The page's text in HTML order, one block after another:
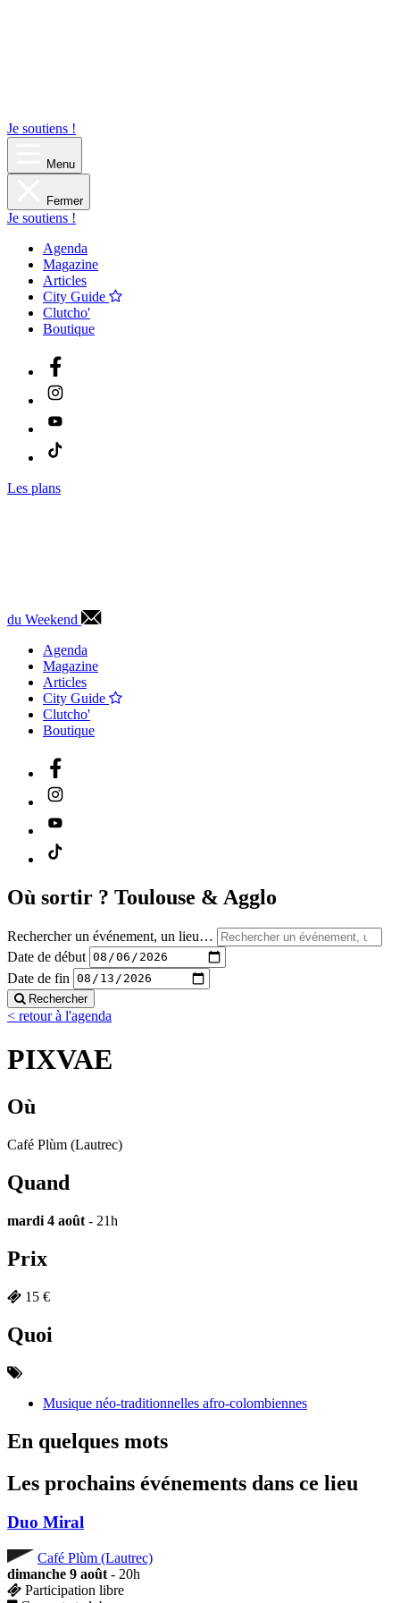
Je soutiens !
Menu
Fermer
Je soutiens !
Agenda
Magazine
Articles
City Guide
Clutcho'
Boutique
Les plans
du Weekend
Agenda
Magazine
Articles
City Guide
Clutcho'
Boutique
Où sortir ? Toulouse & Agglo
Rechercher un événement, un lieu…
Date de début
Date de fin
Rechercher
< retour à l'agenda
PIXVAE
Où
Café Plùm (Lautrec)
Quand
mardi 4 août - 21h
Prix
15 €
Quoi
Musique néo-traditionnelles afro-colombiennes
En quelques mots
Les prochains événements dans ce lieu
Duo Miral
Café Plùm (Lautrec)
dimanche 9 août - 20h
Participation libre